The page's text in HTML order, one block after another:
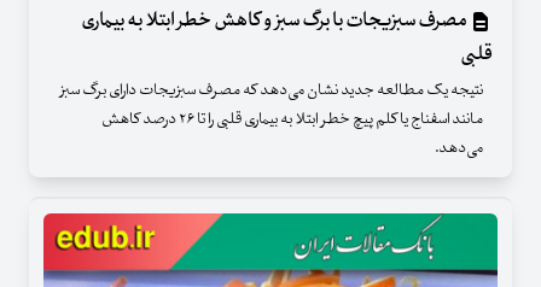
مصرف سبزیجات با برگ سبز و کاهش خطر ابتلا به بیماری
قلبی
نتیجه یک مطالعه جدید نشان می‌دهد که مصرف سبزیجات دارای برگ سبز
مانند اسفناج یا کلم پیچ خطر ابتلا به بیماری قلبی را تا ۲۶ درصد کاهش
می‌دهد.